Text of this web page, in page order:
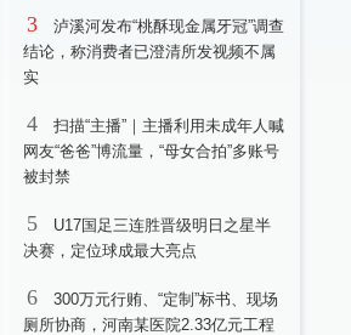
3
泸溪河发布“桃酥现金属牙冠”调查
结论，称消费者已澄清所发视频不属
实
4
扫描“主播”｜主播利用未成年人喊
网友“爸爸”博流量，“母女合拍”多账号
被封禁
5
U17国足三连胜晋级明日之星半
决赛，定位球成最大亮点
6
300万元行贿、“定制”标书、现场
厕所协商，河南某医院2.33亿元工程